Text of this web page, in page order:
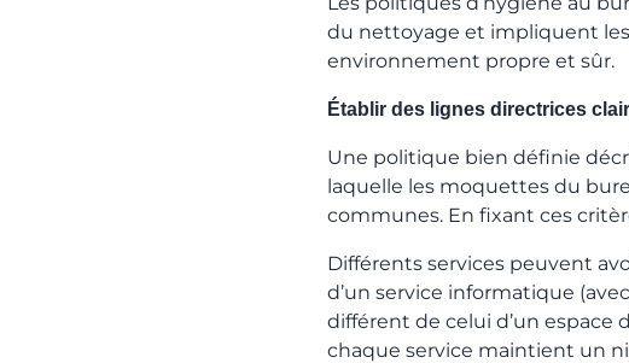
du nettoyage et impliquent les
environnement propre et sûr.
Établir des lignes directrices
Une politique bien définie
laquelle les moquettes du
communes. En fixant ces
Différents services peuvent
d’un service informatique
différent de celui d’un espace
chaque service maintient un